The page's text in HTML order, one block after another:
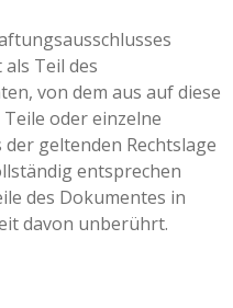
Teil des
von dem aus auf diese
oder einzelne
geltenden Rechtslage
entsprechen
des Dokumentes in
davon unberührt.